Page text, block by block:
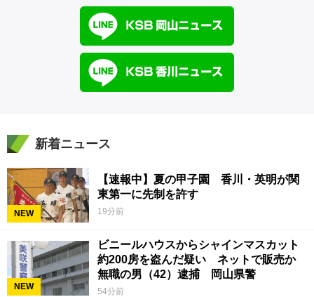
新着ニュース
NEW
【速報中】夏の甲子園 香川・英明が関
東第一に先制を許す
19分前
NEW
ビニールハウスからシャインマスカット
約200房を盗んだ疑い ネットで販売か
無職の男（42）逮捕 岡山県警
54分前